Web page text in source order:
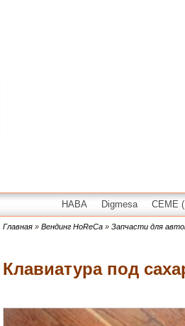
HABA Digmesa CEME
Главная » Вендинг HoReCa » Запчасти для
Клавиатура под